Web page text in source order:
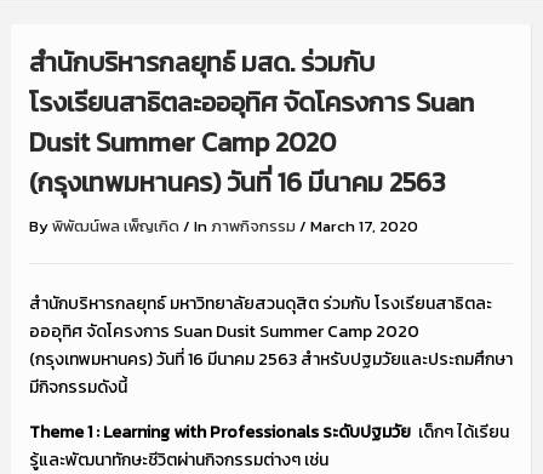
สำนักบริหารกลยุทธ์ มสด. ร่วมกับ
โรงเรียนสาธิตละอออุทิศ จัดโครงการ Suan
Dusit Summer Camp 2020
(กรุงเทพมหานคร) วันที่ 16 มีนาคม 2563
Byพิพัฒน์พล เพ็ญเกิด / Inภาพกิจกรรม / March 17, 2020
สำนักบริหารกลยุทธ์ มหาวิทยาลัยสวนดุสิต ร่วมกับ โรงเรียนสาธิตละ
อออุทิศ จัดโครงการ Suan Dusit Summer Camp 2020
(กรุงเทพมหานคร) วันที่ 16 มีนาคม 2563 สำหรับปฐมวัยและประถมศึกษา
มีกิจกรรมดังนี้
Theme 1 : Learning with Professionals ระดับปฐมวัยเด็กๆ ได้เรียน
รู้และพัฒนาทักษะชีวิตผ่านกิจกรรมต่างๆ เช่น